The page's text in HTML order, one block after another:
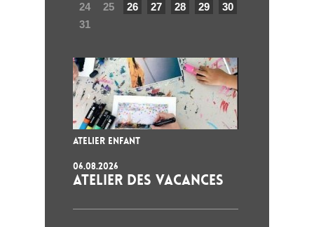
24
25 26 27 28 29
30
31
ATELIER ENFANT
06.08.2026
ATELIER DES VACANCES